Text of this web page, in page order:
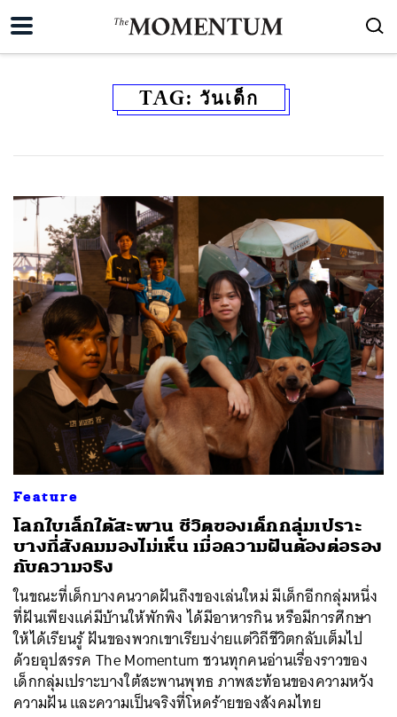
TAG: วันเด็ก
Feature
โลกใบเล็กใต้สะพาน ชีวิตของเด็กกลุ่มเปราะ
บางที่สังคมมองไม่เห็น เมื่อความฝันต้องต่อรอง
กับความจริง
ในขณะที่เด็กบางคนวาดฝันถึงของเล่นใหม่ มีเด็กอีกกลุ่มหนึ่ง
ที่ฝันเพียงแค่มีบ้านให้พักพิง ได้มีอาหารกิน หรือมีการศึกษา
ให้ได้เรียนรู้ ฝันของพวกเขาเรียบง่ายแต่วิถีชีวิตกลับเต็มไป
ด้วยอุปสรรค The Momentum ชวนทุกคนอ่านเรื่องราวของ
เด็กกลุ่มเปราะบางใต้สะพานพุทธ ภาพสะท้อนของความหวัง
ความฝัน และความเป็นจริงที่โหดร้ายของสังคมไทย